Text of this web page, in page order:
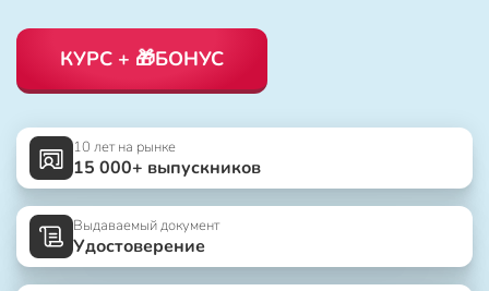
КУРС + 🎁БОНУС
10 лет на рынке
15 000+ выпускников
Выдаваемый документ
Удостоверение